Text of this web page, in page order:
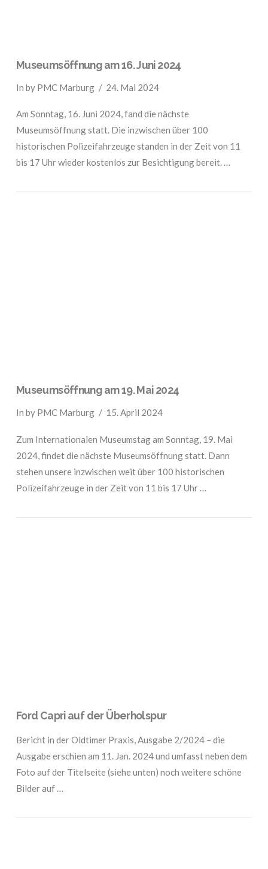
Museumsöffnung am 16. Juni 2024
In by PMC Marburg 24. Mai 2024
Am Sonntag, 16. Juni 2024, fand die nächste
Museumsöffnung statt. Die inzwischen über 100
historischen Polizeifahrzeuge standen in der Zeit von 11
bis 17 Uhr wieder kostenlos zur Besichtigung bereit. …
Museumsöffnung am 19. Mai 2024
In by PMC Marburg 15. April 2024
Zum Internationalen Museumstag am Sonntag, 19. Mai
2024, findet die nächste Museumsöffnung statt. Dann
stehen unsere inzwischen weit über 100 historischen
Polizeifahrzeuge in der Zeit von 11 bis 17 Uhr …
Ford Capri auf der Überholspur
Bericht in der Oldtimer Praxis, Ausgabe 2/2024 – die
Ausgabe erschien am 11. Jan. 2024 und umfasst neben dem
Foto auf der Titelseite (siehe unten) noch weitere schöne
Bilder auf …